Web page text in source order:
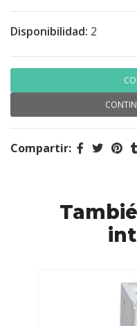
Disponibilidad: 2
Compartir: